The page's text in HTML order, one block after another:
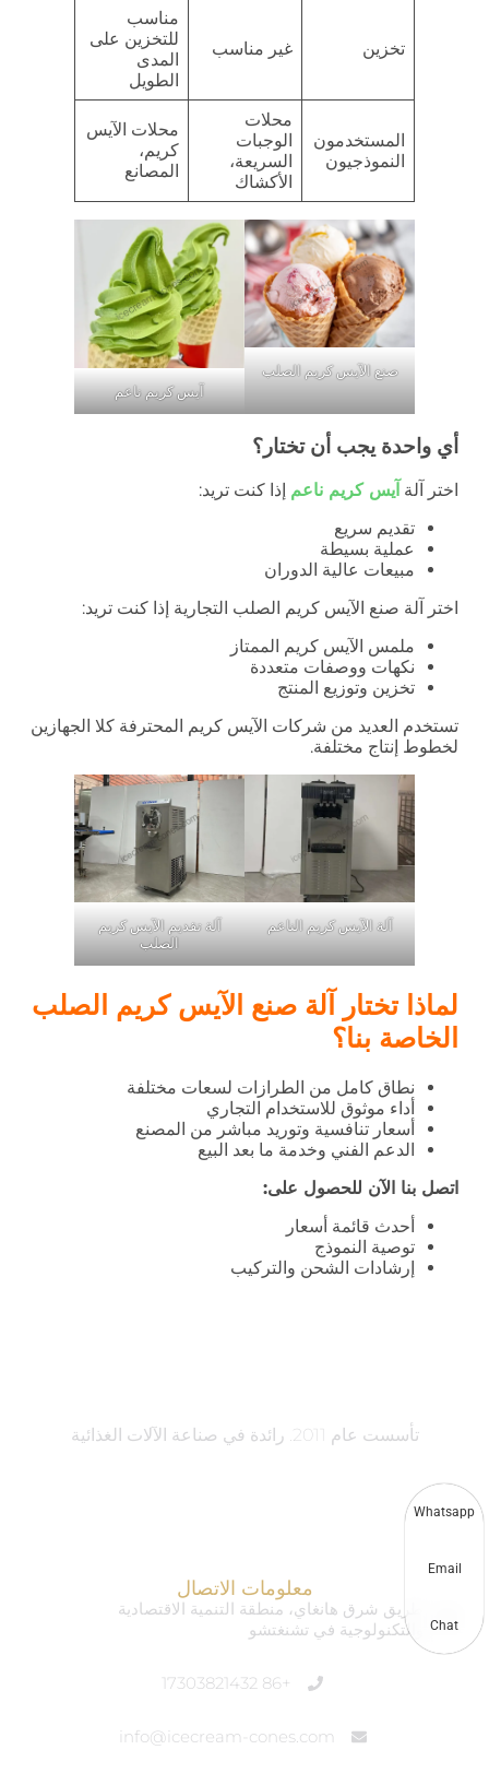
تخزين غير مناسب
مناسب
للتخزين على
المدى
الطويل
المستخدمون
النموذجيون
محلات
الوجبات
السريعة،
الأكشاك
محلات الآيس
كريم،
المصانع
صنع الآيس كريم الصلب
آيس كريم ناعم
أي واحدة يجب أن تختار؟
اختر آلة آيس كريم ناعم إذا كنت تريد:
تقديم سريع
عملية بسيطة
مبيعات عالية الدوران
اختر آلة صنع الآيس كريم الصلب التجارية إذا كنت تريد:
ملمس الآيس كريم الممتاز
نكهات ووصفات متعددة
تخزين وتوزيع المنتج
تستخدم العديد من شركات الآيس كريم المحترفة كلا الجهازين
لخطوط إنتاج مختلفة.
آلة الآيس كريم الناعم
آلة تقديم الآيس كريم
الصلب
لماذا تختار آلة صنع الآيس كريم الصلب
الخاصة بنا؟
نطاق كامل من الطرازات لسعات مختلفة
أداء موثوق للاستخدام التجاري
أسعار تنافسية وتوريد مباشر من المصنع
الدعم الفني وخدمة ما بعد البيع
اتصل بنا الآن للحصول على:
أحدث قائمة أسعار
توصية النموذج
إرشادات الشحن والتركيب
تأسست عام 2011. رائدة في صناعة الآلات الغذائية
معلومات الاتصال
طريق شرق هانغاي، منطقة التنمية الاقتصادية
والتكنولوجية في تشنغتشو
+86 17303821432
info@icecream-cones.com
Whatsapp
Email
Chat